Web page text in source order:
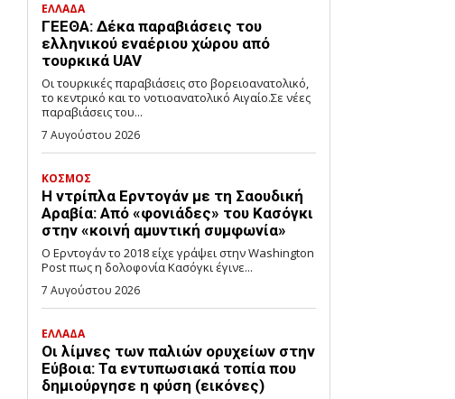
ΕΛΛΑΔΑ
ΓΕΕΘΑ: Δέκα παραβιάσεις του
ελληνικού εναέριου χώρου από
τουρκικά UAV
Οι τουρκικές παραβιάσεις στο βορειοανατολικό,
το κεντρικό και το νοτιοανατολικό Αιγαίο.Σε νέες
παραβιάσεις του...
7 Αυγούστου 2026
ΚΟΣΜΟΣ
Η ντρίπλα Ερντογάν με τη Σαουδική
Αραβία: Από «φονιάδες» του Κασόγκι
στην «κοινή αμυντική συμφωνία»
Ο Ερντογάν το 2018 είχε γράψει στην Washington
Post πως η δολοφονία Κασόγκι έγινε...
7 Αυγούστου 2026
ΕΛΛΑΔΑ
Οι λίμνες των παλιών ορυχείων στην
Εύβοια: Τα εντυπωσιακά τοπία που
δημιούργησε η φύση (εικόνες)